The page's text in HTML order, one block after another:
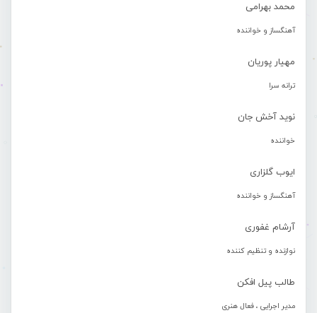
محمد بهرامی
آهنگساز و خواننده
مهیار پوریان
ترانه سرا
نوید آخش جان
خواننده
ایوب گلزاری
آهنگساز و خواننده
آرشام غفوری
نوازنده و تنظیم کننده
طالب پیل افکن
مدیر اجرایی ، فعال هنری